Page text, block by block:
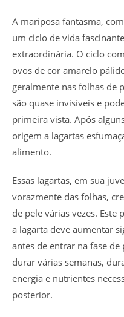
A mariposa fantasma,
um ciclo de vida
extraordinária. O ciclo
ovos de cor amarelo
geralmente nas folhas de
são quase invisíveis e
primeira vista. Após
origem a lagartas
alimento.
Essas lagartas, em sua
vorazmente das folhas,
de pele várias vezes. Este
a lagarta deve aumentar
antes de entrar na fase
durar várias semanas,
energia e nutrientes
posterior.